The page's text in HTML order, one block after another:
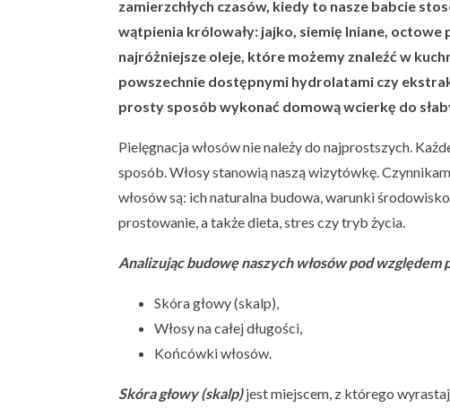
zamierzchłych czasów, kiedy to nasze babcie
wątpienia królowały: jajko, siemię lniane, octowe
najróżniejsze oleje, które możemy znaleźć w
powszechnie dostępnymi hydrolatami czy
prosty sposób wykonać domową wcierkę do
Pielęgnacja włosów nie należy do najprostszych.
sposób. Włosy stanowią naszą wizytówkę.
włosów są: ich naturalna budowa, warunki
prostowanie, a także dieta, stres czy tryb życia.
Analizując budowę naszych włosów pod
Skóra głowy (skalp),
Włosy na całej długości,
Końcówki włosów.
Skóra głowy (skalp)jest miejscem, z którego